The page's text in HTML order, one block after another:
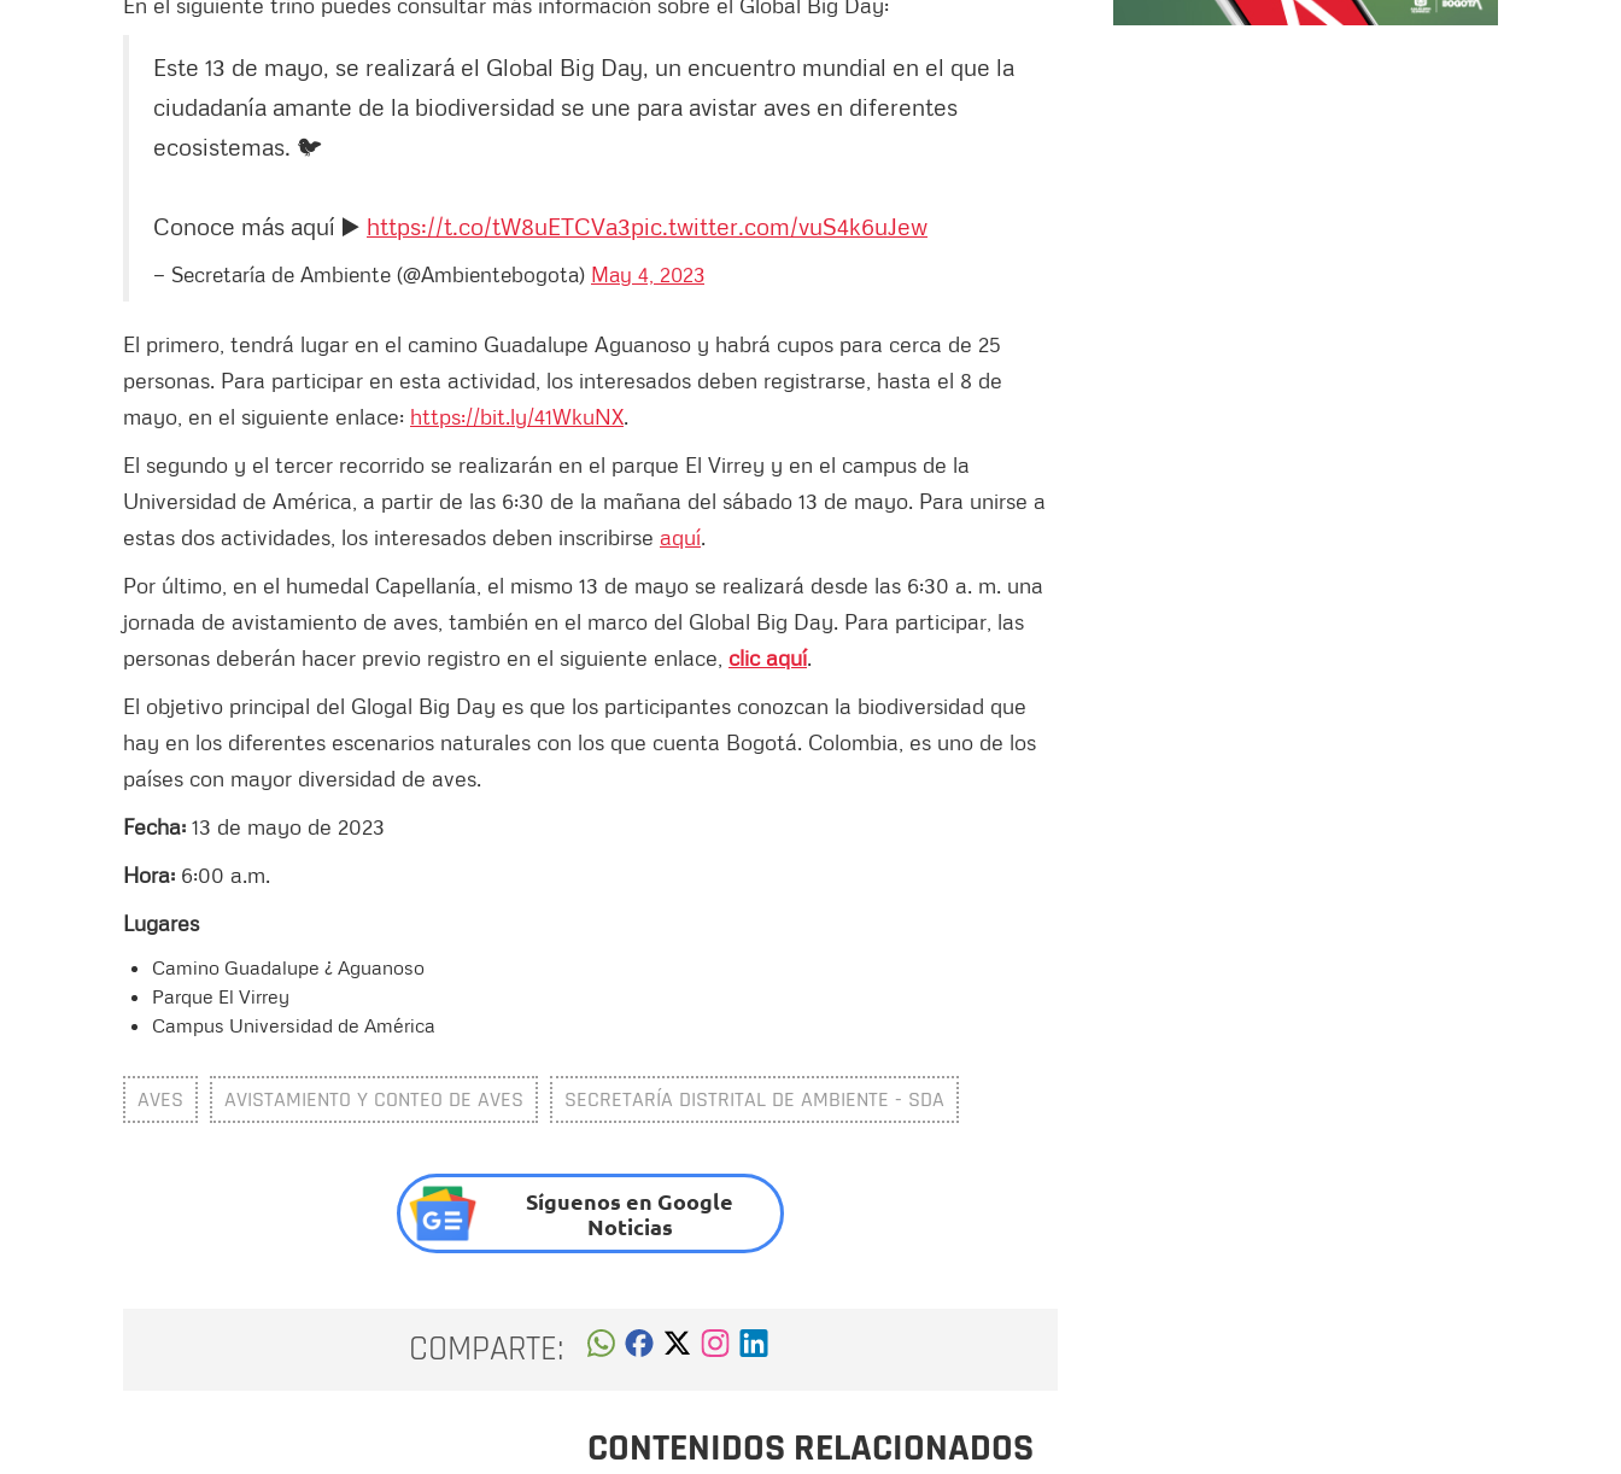
Este 13 de mayo, se realizará el Global Big Day, un encuentro mundial en el que la
ciudadanía amante de la biodiversidad se une para avistar aves en diferentes
ecosistemas. 🐦
Conoce más aquí ▶️ https://t.co/tW8uETCVa3pic.twitter.com/vuS4k6uJew
— Secretaría de Ambiente (@Ambientebogota) May 4, 2023
El primero, tendrá lugar en el camino Guadalupe Aguanoso y habrá cupos para cerca de 25
personas. Para participar en esta actividad, los interesados deben registrarse, hasta el 8 de
mayo, en el siguiente enlace: https://bit.ly/41WkuNX.
El segundo y el tercer recorrido se realizarán en el parque El Virrey y en el campus de la
Universidad de América, a partir de las 6:30 de la mañana del sábado 13 de mayo. Para unirse a
estas dos actividades, los interesados deben inscribirse aquí.
Por último, en el humedal Capellanía, el mismo 13 de mayo se realizará desde las 6:30 a. m. una
jornada de avistamiento de aves, también en el marco del Global Big Day. Para participar, las
personas deberán hacer previo registro en el siguiente enlace, clic aquí.
El objetivo principal del Glogal Big Day es que los participantes conozcan la biodiversidad que
hay en los diferentes escenarios naturales con los que cuenta Bogotá. Colombia, es uno de los
países con mayor diversidad de aves.
Fecha: 13 de mayo de 2023
Hora: 6:00 a.m.
Lugares
Camino Guadalupe ¿ Aguanoso
Parque El Virrey
Campus Universidad de América
AVES AVISTAMIENTO Y CONTEO DE AVES SECRETARÍA DISTRITAL DE AMBIENTE - SDA
Síguenos en Google
Noticias
COMPARTE:
CONTENIDOS RELACIONADOS